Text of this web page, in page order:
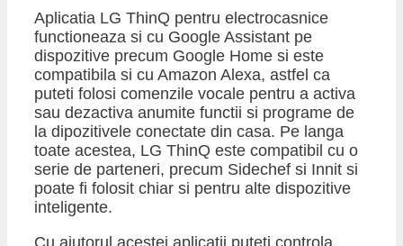
Aplicatia LG ThinQ pentru electrocasnice
functioneaza si cu Google Assistant pe
dispozitive precum Google Home si este
compatibila si cu Amazon Alexa, astfel ca
puteti folosi comenzile vocale pentru a activa
sau dezactiva anumite functii si programe de
la dipozitivele conectate din casa. Pe langa
toate acestea, LG ThinQ este compatibil cu o
serie de parteneri, precum Sidechef si Innit si
poate fi folosit chiar si pentru alte dispozitive
inteligente.
Cu ajutorul acestei aplicatii puteti controla